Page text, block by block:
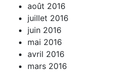
août 2016
juillet 2016
juin 2016
mai 2016
avril 2016
mars 2016